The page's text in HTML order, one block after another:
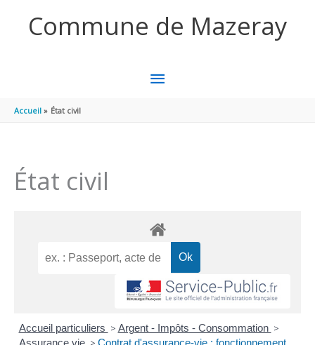
Commune de Mazeray
MENU
Accueil État civil
État civil
Accueil particuliers > Argent - Impôts - Consommation >